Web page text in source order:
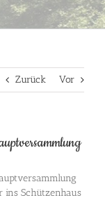
Zurück Vor
ins Schützenhaus